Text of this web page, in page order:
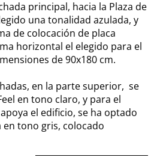
principal, hacia la Plaza de
una tonalidad azulada, y
de colocación de placa
horizontal el elegido para el
de 90x180 cm.
en la parte superior, se
en tono claro, y para el
el edificio, se ha optado
en tono gris, colocado